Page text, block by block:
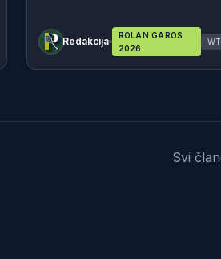
Redakcija
ROLAN GAROS
2026
Svi